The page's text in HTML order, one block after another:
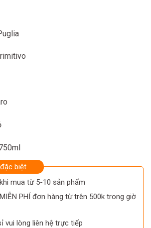
biệt
mua từ 5-10 sản phẩm
PHÍ đơn hàng từ trên 500k trong giờ
vui lòng liên hệ trực tiếp